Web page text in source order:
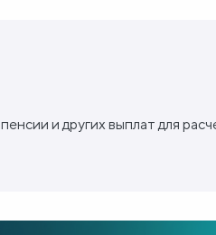
и других выплат для